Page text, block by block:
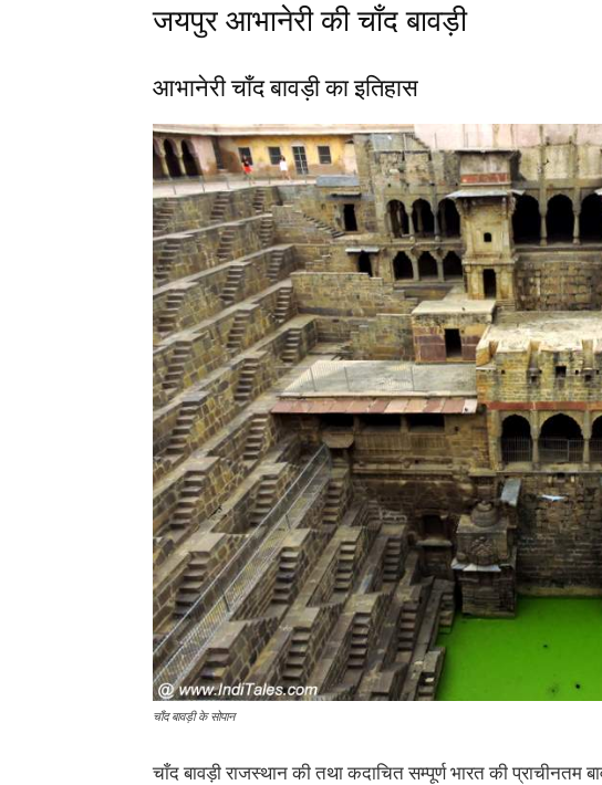
जयपुर आभानेरी की चाँद बावड़ी
आभानेरी चाँद बावड़ी का इतिहास
चाँद बावड़ी के सोपान
चाँद बावड़ी राजस्थान की तथा कदाचित सम्पूर्ण भारत की प्राचीनतम